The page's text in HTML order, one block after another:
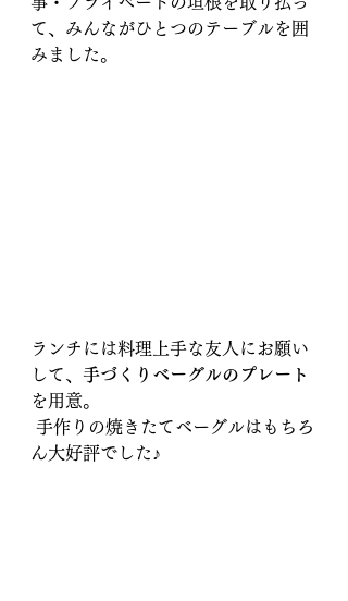
て、みんながひとつのテーブルを囲
みました。
ランチには料理上手な友人にお願い
して、 手づくりベーグルのプレート
を用意。
ん大好評でした♪